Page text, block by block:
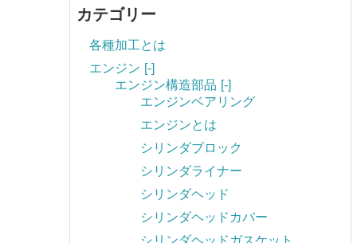
カテゴリー
各種加工とは
エンジン [-]
エンジン構造部品 [-]
エンジンベアリング
エンジンとは
シリンダブロック
シリンダライナー
シリンダヘッド
シリンダヘッドカバー